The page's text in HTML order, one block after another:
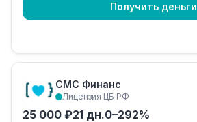
Получить деньги
СМС Финанс
Лицензия ЦБ РФ
25 000 ₽21 дн.0–292%